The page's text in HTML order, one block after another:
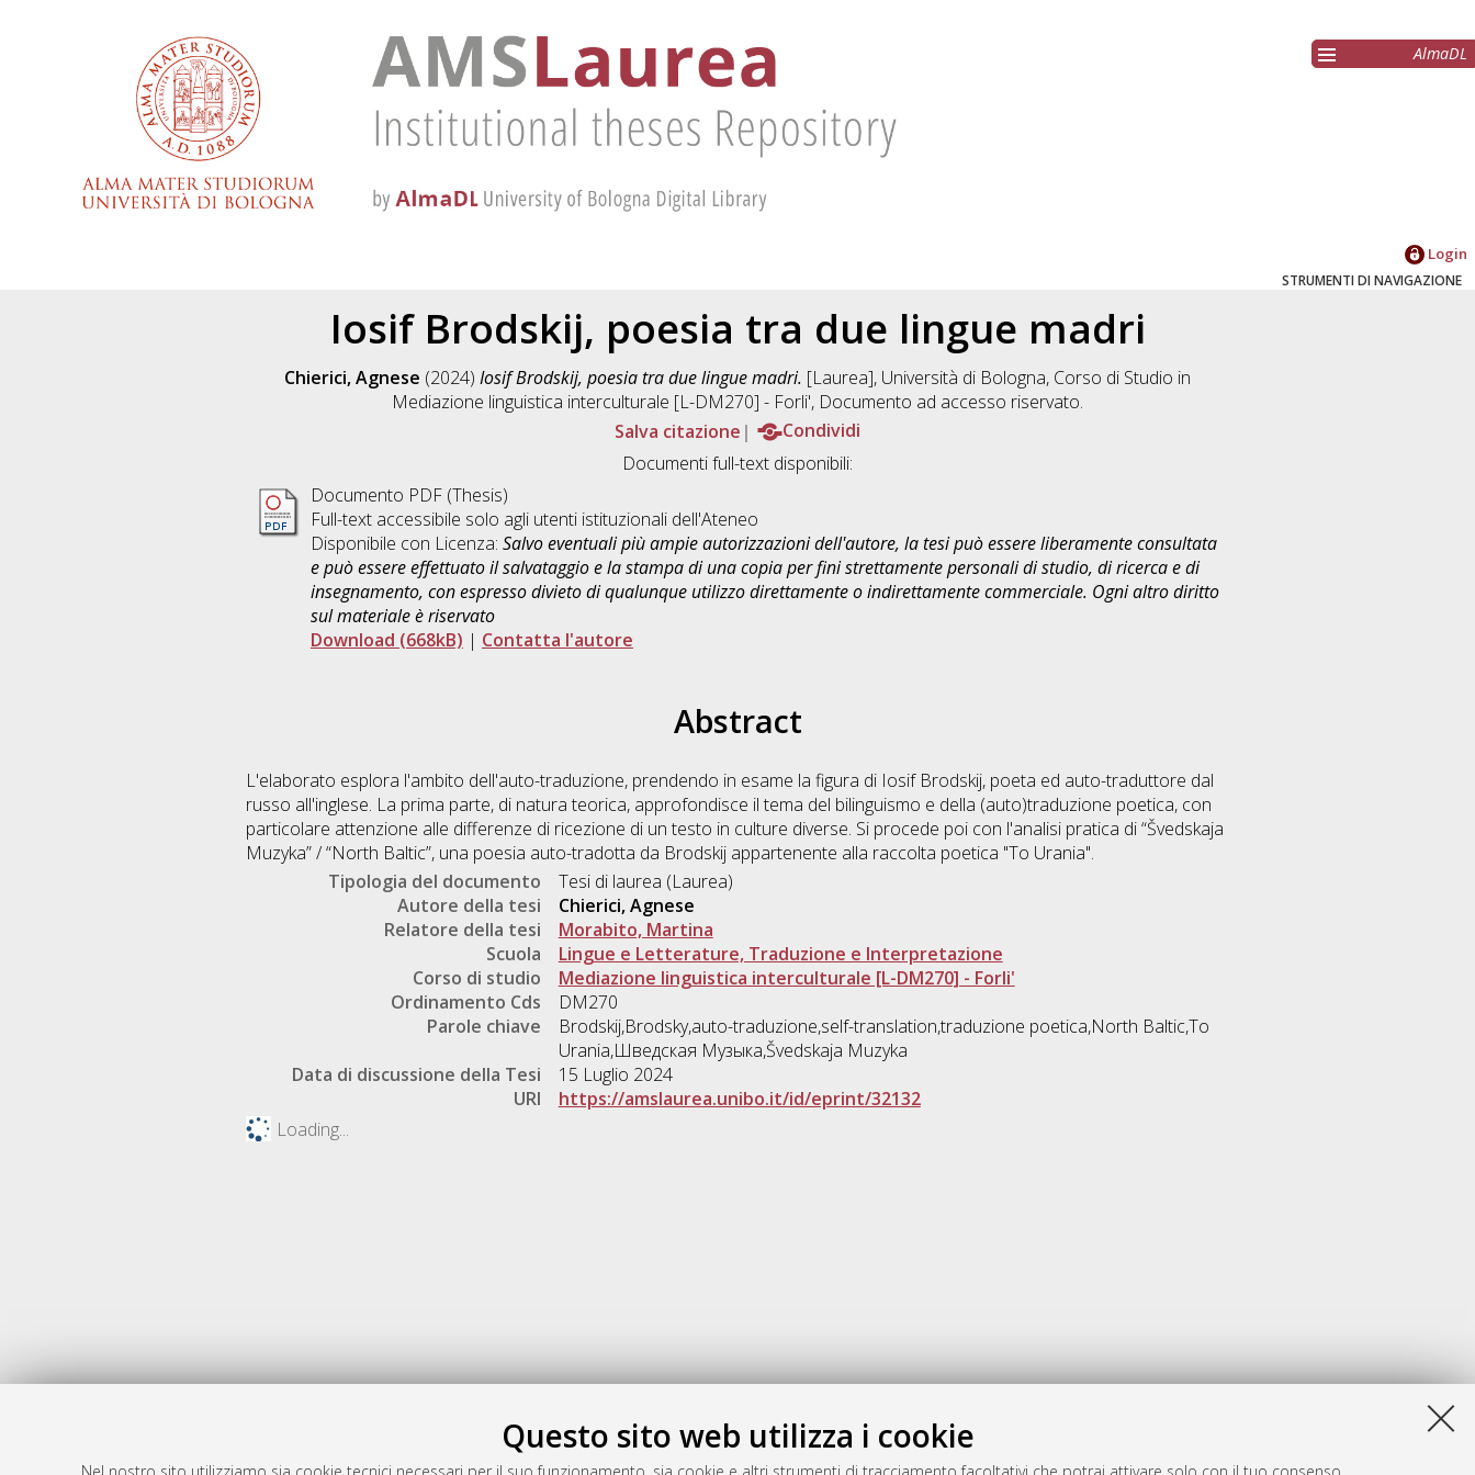
Questo sito web utilizza i cookie
AlmaDL
Login
STRUMENTI DI NAVIGAZIONE
Iosif Brodskij, poesia tra due lingue madri
Chierici, Agnese (2024) Iosif Brodskij, poesia tra due lingue madri. [Laurea], Università di Bologna, Corso di Studio in
Mediazione linguistica interculturale [L-DM270] - Forli', Documento ad accesso riservato.
Salva citazione
Condividi
Documenti full-text disponibili:
Documento PDF (Thesis)
Full-text accessibile solo agli utenti istituzionali dell'Ateneo
Disponibile con Licenza: Salvo eventuali più ampie autorizzazioni dell'autore, la tesi può essere liberamente consultata
e può essere effettuato il salvataggio e la stampa di una copia per fini strettamente personali di studio, di ricerca e di
insegnamento, con espresso divieto di qualunque utilizzo direttamente o indirettamente commerciale. Ogni altro diritto
sul materiale è riservato
Download (668kB) | Contatta l'autore
Abstract
L'elaborato esplora l'ambito dell'auto-traduzione, prendendo in esame la figura di Iosif Brodskij, poeta ed auto-traduttore dal
russo all'inglese. La prima parte, di natura teorica, approfondisce il tema del bilinguismo e della (auto)traduzione poetica, con
particolare attenzione alle differenze di ricezione di un testo in culture diverse. Si procede poi con l'analisi pratica di “Švedskaja
Muzyka” / “North Baltic”, una poesia auto-tradotta da Brodskij appartenente alla raccolta poetica "To Urania".
Tipologia del documento
Tesi di laurea (Laurea)
Autore della tesi
Chierici, Agnese
Relatore della tesi
Morabito, Martina
Scuola
Lingue e Letterature, Traduzione e Interpretazione
Corso di studio
Mediazione linguistica interculturale [L-DM270] - Forli'
Ordinamento Cds
DM270
Parole chiave
Brodskij,Brodsky,auto-traduzione,self-translation,traduzione poetica,North Baltic,To
Urania,Шведская Музыка,Švedskaja Muzyka
Data di discussione della Tesi
15 Luglio 2024
URI
https://amslaurea.unibo.it/id/eprint/32132
Loading...
Gestione del documento: